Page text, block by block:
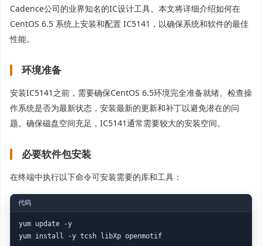
Cadence公司的业界知名的IC设计工具。本文将详细介绍如何在
CentOS 6.5 系统上安装和配置 IC5141，以确保系统和软件的最佳
性能。
环境准备
安装IC5141之前，需要确保CentOS 6.5环境完全准备就绪。检查操
作系统是否为最新状态，安装最新的更新和补丁以避免潜在的问
题。确保磁盘空间充足，IC5141通常需要较大的安装空间。
必要软件包安装
在终端中执行以下命令可安装需要的库和工具：
yum update -y